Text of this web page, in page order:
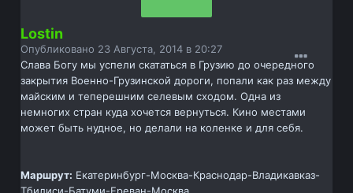
Lostin
Опубликовано 23 Августа, 2014 в 20:27
Слава Богу мы успели скататься в Грузию до очередного
закрытия Военно-Грузинской дороги, попали как раз между
майским и теперешним селевым сходом. Одна из
немногих стран куда хочется вернуться. Кино местами
может быть нудное, но делали на коленке и для себя.
Маршрут: Екатеринбург-Москва-Краснодар-Владикавказ-